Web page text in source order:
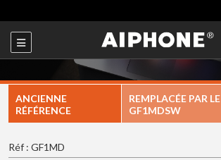
ANCIENNE
RÉFÉRENCE
REMPLACÉE PAR LE
GF1MDSW
Réf : GF1MD